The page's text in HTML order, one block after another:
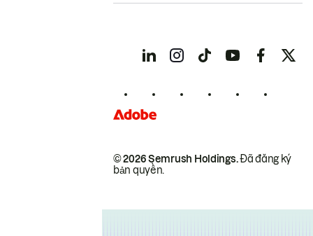
© 2026 Semrush Holdings.Đã đăng ký
bản quyền.